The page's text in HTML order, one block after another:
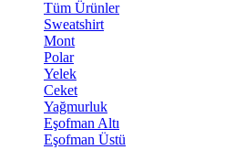
Tüm Ürünler
Sweatshirt
Mont
Polar
Yelek
Ceket
Yağmurluk
Eşofman Altı
Eşofman Üstü